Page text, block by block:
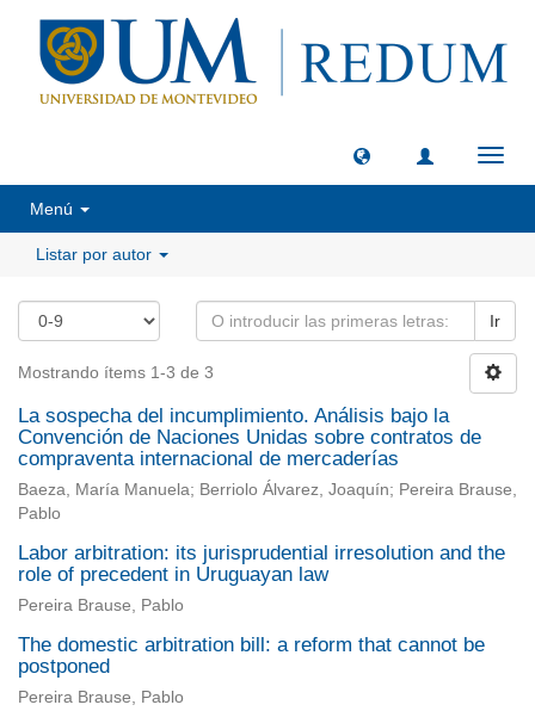
Menú
Listar por autor
Ir
Mostrando ítems 1-3 de 3
La sospecha del incumplimiento. Análisis bajo la
Convención de Naciones Unidas sobre contratos de
compraventa internacional de mercaderías
Baeza, María Manuela; Berriolo Álvarez, Joaquín; Pereira Brause,
Pablo
Labor arbitration: its jurisprudential irresolution and the
role of precedent in Uruguayan law
Pereira Brause, Pablo
The domestic arbitration bill: a reform that cannot be
postponed
Pereira Brause, Pablo